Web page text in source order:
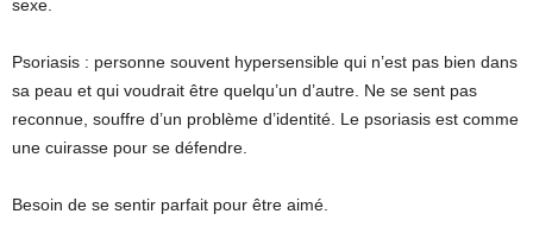
sexe.
Psoriasis : personne souvent hypersensible qui n’est pas bien dans
sa peau et qui voudrait être quelqu’un d’autre. Ne se sent pas
reconnue, souffre d’un problème d’identité. Le psoriasis est comme
une cuirasse pour se défendre.
Besoin de se sentir parfait pour être aimé.